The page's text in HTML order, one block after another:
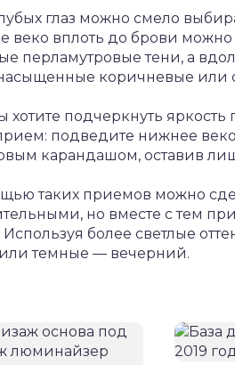
глаз можно смело
веко вплоть до брови
перламутровые тени, а
коричневые или
хотите подчеркнуть
подведите нижнее
карандашом, оставив
таких приемов можно
но вместе с тем
более светлые
темные — вечерний.